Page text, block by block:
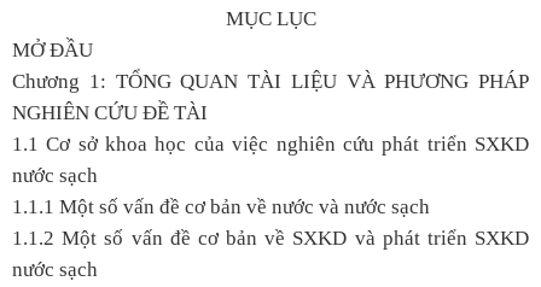
MỤC LỤC
MỞ ĐẦU
Chương 1: TỔNG QUAN TÀI LIỆU VÀ PHƯƠNG PHÁP
NGHIÊN CỨU ĐỀ TÀI
1.1 Cơ sở khoa học của việc nghiên cứu phát triển SXKD
nước sạch
1.1.1 Một số vấn đề cơ bản về nước và nước sạch
1.1.2 Một số vấn đề cơ bản về SXKD và phát triển SXKD
nước sạch